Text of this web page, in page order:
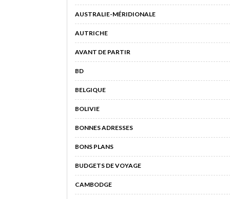
AUSTRALIE-MÉRIDIONALE
AUTRICHE
AVANT DE PARTIR
BD
BELGIQUE
BOLIVIE
BONNES ADRESSES
BONS PLANS
BUDGETS DE VOYAGE
CAMBODGE